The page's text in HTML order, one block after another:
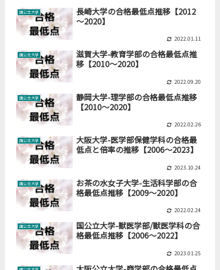
国公立大学
長崎大学の合格最低点推移【2012
～2020】
2022.01.11
国公立大学
滋賀大学-教育学部の合格最低点推
移【2010～2020】
2022.09.20
国公立大学
静岡大学-理学部の合格最低点推移
【2010～2020】
2022.02.26
国公立大学
大阪大学-医学部保健学科の合格最
低点と倍率の推移【2006～2023】
2023.10.24
国公立大学
お茶の水女子大学-生活科学部の合
格最低点推移【2009～2020】
2022.02.24
国公立大学
国公立大学-獣医学部/獣医学科の合
格最低点推移【2006～2022】
2023.01.25